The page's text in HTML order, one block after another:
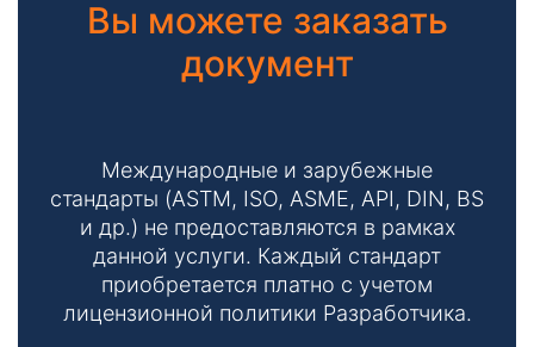
Вы можете заказать
документ
Международные и зарубежные
стандарты (ASTM, ISO, ASME, API, DIN, BS
и др.) не предоставляются в рамках
данной услуги. Каждый стандарт
приобретается платно с учетом
лицензионной политики Разработчика.